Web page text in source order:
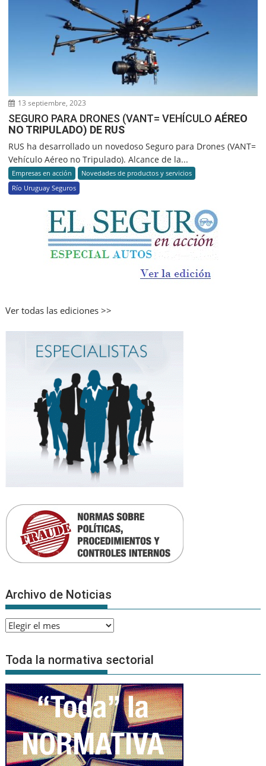
13 septiembre, 2023
SEGURO PARA DRONES (VANT= VEHÍCULOAÉREO
NO TRIPULADO) DE RUS
RUS ha desarrollado un novedoso Seguro para Drones (VANT=
Vehículo Aéreo no Tripulado). Alcance de la...
Empresas en acción
Novedades de productos y servicios
Río Uruguay Seguros
Ver todas las ediciones >>
Archivo de Noticias
Archivo
Noticias
Toda la normativa sectorial